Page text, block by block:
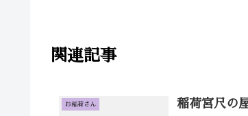
関連記事
お稲荷さん 稲荷宮尺の